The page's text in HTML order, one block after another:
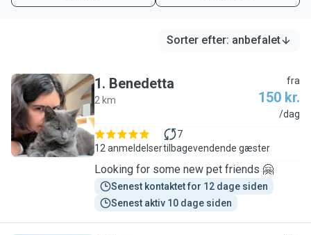
Sorter efter: anbefalet
B
1. Benedetta
2 km
fra
150 kr.
/dag
12 anmeldelser
7
tilbagevendende gæster
Looking for some new pet friends 🤗
Senest kontaktet for 12 dage siden
Senest aktiv 10 dage siden